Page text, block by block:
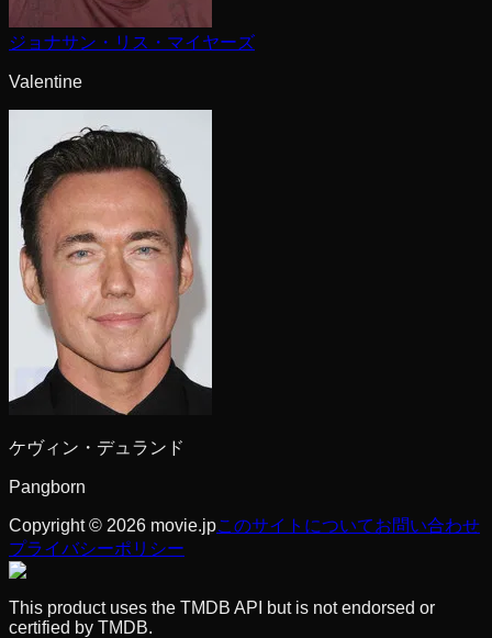
ジョナサン・リス・マイヤーズ
Valentine
ケヴィン・デュランド
Pangborn
Copyright © 2026 movie.jpこのサイトについてお問い合わせ
プライバシーポリシー
This product uses the TMDB API but is not endorsed or
certified by TMDB.